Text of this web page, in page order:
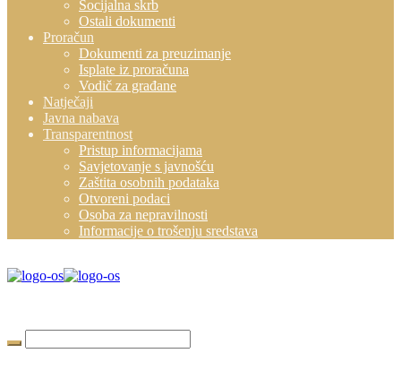
Socijalna skrb
Ostali dokumenti
Proračun
Dokumenti za preuzimanje
Isplate iz proračuna
Vodič za građane
Natječaji
Javna nabava
Transparentnost
Pristup informacijama
Savjetovanje s javnošću
Zaštita osobnih podataka
Otvoreni podaci
Osoba za nepravilnosti
Informacije o trošenju sredstava